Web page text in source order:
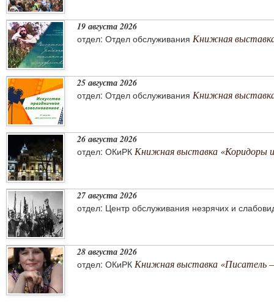
19 августа 2026
отдел: Отдел обслуживания Книжная
25 августа 2026
отдел: Отдел обслуживания Книжная
26 августа 2026
отдел: ОКиРК Книжная выставка «Коридоры
27 августа 2026
отдел: Центр обслуживания незрячих и
28 августа 2026
отдел: ОКиРК Книжная выставка «Писатель